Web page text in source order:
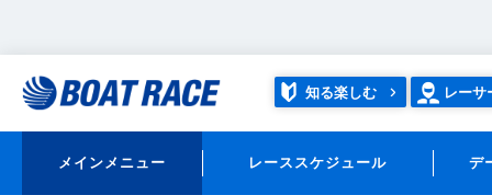
知る楽しむ レーサ
メインメニュー レーススケジュール デ